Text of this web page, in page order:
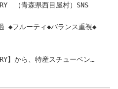
は福岡県の名産『巨峰』をメ
ピッタリな
がりになっています。
栽培、醸造、衛生管理を徹底
地域での
（青森県西目屋村）SNS
◆フルーティ◆バランス重視◆
】から、特産スチューベンを